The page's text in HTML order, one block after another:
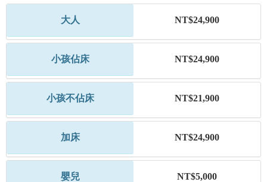
大人 NT$24,900
小孩佔床 NT$24,900
小孩不佔床 NT$21,900
加床 NT$24,900
嬰兒 NT$5,000